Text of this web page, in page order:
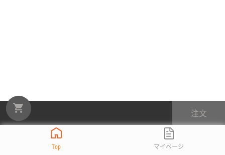
注文
Top マイページ